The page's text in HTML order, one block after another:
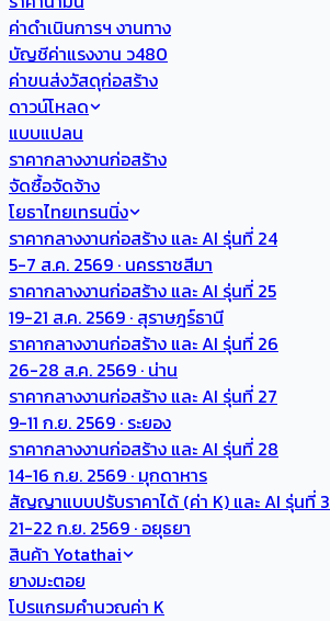
ค่าดำเนินการฯ งานทาง
บัญชีค่าแรงงาน ว480
ค่าขนส่งวัสดุก่อสร้าง
ดาวน์โหลด
แบบแปลน
ราคากลางงานก่อสร้าง
จัดซื้อจัดจ้าง
โยธาไทยเทรนนิ่ง
ราคากลางงานก่อสร้าง และ AI รุ่นที่ 24
5-7 ส.ค. 2569 · นครราชสีมา
ราคากลางงานก่อสร้าง และ AI รุ่นที่ 25
19-21 ส.ค. 2569 · สุราษฎร์ธานี
ราคากลางงานก่อสร้าง และ AI รุ่นที่ 26
26-28 ส.ค. 2569 · น่าน
ราคากลางงานก่อสร้าง และ AI รุ่นที่ 27
9-11 ก.ย. 2569 · ระยอง
ราคากลางงานก่อสร้าง และ AI รุ่นที่ 28
14-16 ก.ย. 2569 · มุกดาหาร
สัญญาแบบปรับราคาได้ (ค่า K) และ AI รุ่นที่ 3
21-22 ก.ย. 2569 · อยุธยา
สินค้า Yotathai
ยางมะตอย
โปรแกรมคำนวณค่า K